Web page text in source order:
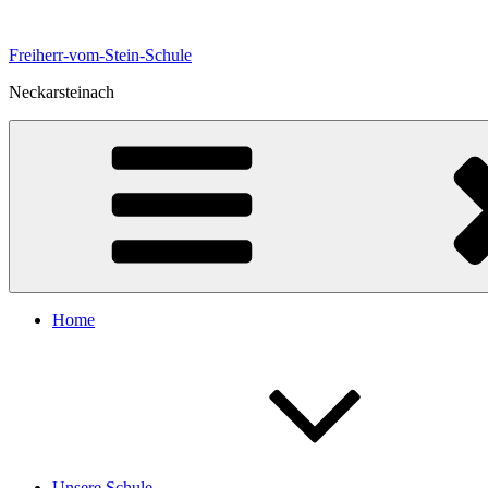
springen
Freiherr-vom-Stein-Schule
Neckarsteinach
Home